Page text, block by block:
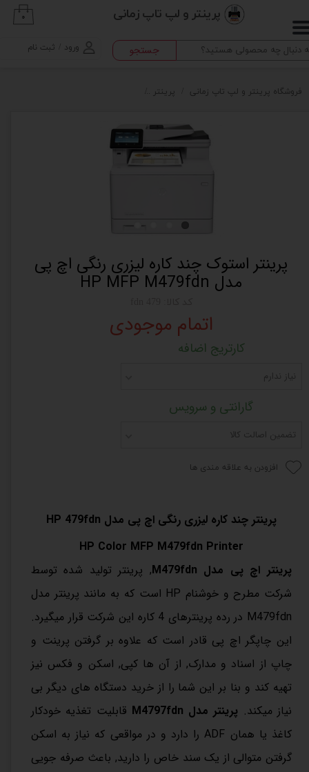
پرینتر و لپ تاپ زمانی
ورود ثبت نام
حساب کاربری من
تغییر گذر واژه
سفارشات
۰
جستجو
فروشگاه پرینتر و لپ تاپ زمانی پرینتر
پرینتر استوک چند کاره لیزری رنگی اچ پی
مدل HP MFP M479fdn
اتمام موجودی
کارتریج اضافه
نیاز ندارم
گارانتی و سرویس
تضمین اصالت کالا
افزودن به علاقه مندی ها
پرینتر چند کاره لیزری رنگی اچ پی مدل HP 479fdn
HP Color MFP M479fdn Printer
پرینتر اچ پی مدل M479fdn
, پرینتر تولید شده توسط
شرکت مطرح و خوشنام HP است که به مانند
پرینتر مدل
M479fdn
در رده پرینترهای 4 کاره این شرکت قرار میگیرد.
این چاپگر اچ پی قادر است که علاوه بر گرفتن پرینت و
چاپ از اسناد و مدارک, از آن ها کپی, اسکن و فکس نیز
تهیه کند و بنا بر این شما را از خرید دستگاه های دیگر بی
نیاز میکند. پرینتر مدل M4797fdn
قابلیت تغذیه خودکار
کاغذ یا همان ADF را دارد و در مواقعی که نیاز به اسکن
گرفتن متوالی از یک سند خاص را دارید, باعث صرفه جویی